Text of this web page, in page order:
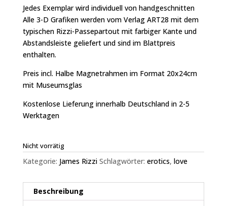
Jedes Exemplar wird individuell von handgeschnitten
Alle 3-D Grafiken werden vom Verlag ART28 mit dem
typischen Rizzi-Passepartout mit farbiger Kante und
Abstandsleiste geliefert und sind im Blattpreis
enthalten.
Preis incl. Halbe Magnetrahmen im Format 20x24cm
mit Museumsglas
Kostenlose Lieferung innerhalb Deutschland in 2-5
Werktagen
Nicht vorrätig
Kategorie: James Rizzi Schlagwörter: erotics, love
Beschreibung